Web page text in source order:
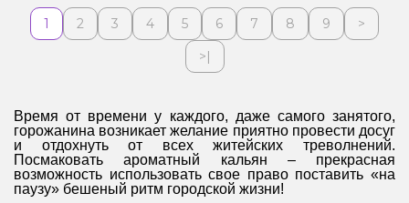
1 2 3 4 5 6 7 8 9
>
>|
Время от времени у каждого, даже самого занятого,
горожанина возникает желание приятно провести досуг
и отдохнуть от всех житейских треволнений.
Посмаковать ароматный кальян – прекрасная
возможность использовать свое право поставить «на
паузу» бешеный ритм городской жизни!